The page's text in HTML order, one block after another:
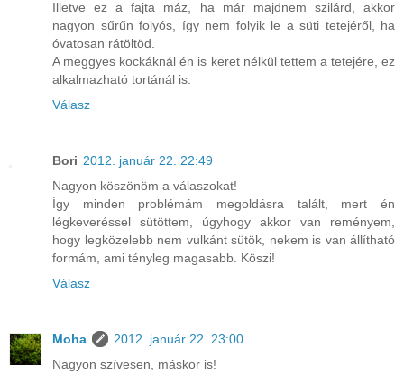
Illetve ez a fajta máz, ha már majdnem szilárd, akkor
nagyon sűrűn folyós, így nem folyik le a süti tetejéről, ha
óvatosan rátöltöd.
A meggyes kockáknál én is keret nélkül tettem a tetejére, ez
alkalmazható tortánál is.
Válasz
Bori 2012. január 22. 22:49
Nagyon köszönöm a válaszokat!
Így minden problémám megoldásra talált, mert én
légkeveréssel sütöttem, úgyhogy akkor van reményem,
hogy legközelebb nem vulkánt sütök, nekem is van állítható
formám, ami tényleg magasabb. Köszi!
Válasz
Moha
2012. január 22. 23:00
Nagyon szívesen, máskor is!